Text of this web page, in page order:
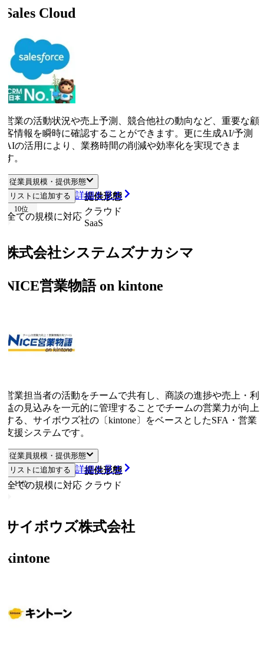
Cloud
業の活動状況や売上予測、競合他社の動向など、重要な顧
情報を瞬時に確認することができます。更に生成AI/予測
の活用により、業務時間の削減や効率化を実現できま
。
従業員規模・提供形態
従業員規模
提供形態
ての規模に対応
クラウド
SaaS
リストに追加する 詳細を見る
位
式会社システムズナカシマ
営業物語 on kintone
業担当者の活動をチームで共有し、商談の進捗や売上・利
の見込みを一元的に管理することでチームの営業力が向上
る、サイボウズ社の〔kintone〕をベースとしたSFA・営業
援システムです。
従業員規模・提供形態
従業員規模
提供形態
ての規模に対応 クラウド
リストに追加する 詳細を見る
11位
イボウズ株式会社